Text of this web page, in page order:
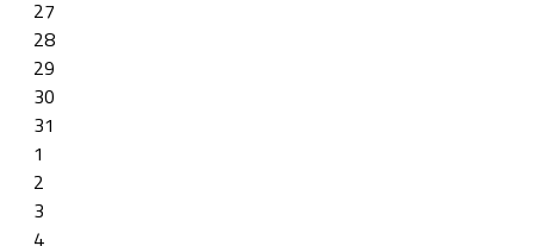
27
28
29
30
31
1
2
3
4